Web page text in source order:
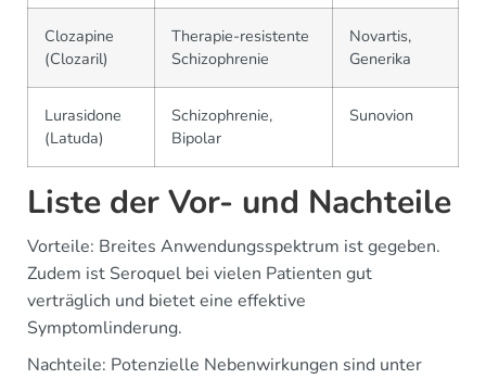
Clozapine
(Clozaril)
Therapie-resistente
Schizophrenie
Novartis,
Generika
Lurasidone
(Latuda)
Schizophrenie,
Bipolar
Sunovion
Liste der Vor- und Nachteile
Vorteile: Breites Anwendungsspektrum ist gegeben.
Zudem ist Seroquel bei vielen Patienten gut
verträglich und bietet eine effektive
Symptomlinderung.
Nachteile: Potenzielle Nebenwirkungen sind unter